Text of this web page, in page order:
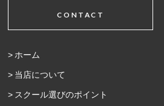
CONTACT
ホーム
当店について
スクール選びのポイント